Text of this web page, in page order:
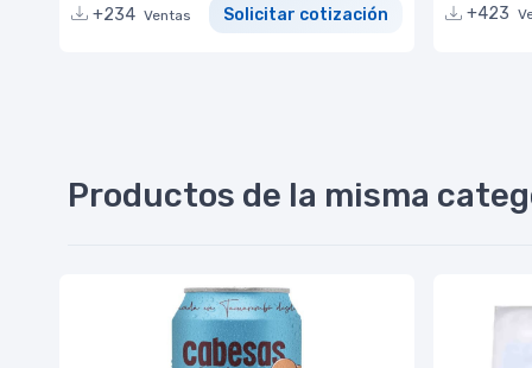
+234 Ventas Solicitar cotización
+423
Productos de la misma